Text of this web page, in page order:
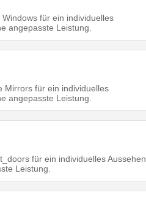
für ein individuelles
angepasste Leistung.
Mirrors für ein individuelles
angepasste Leistung.
für ein individuelles Aussehen
Leistung.